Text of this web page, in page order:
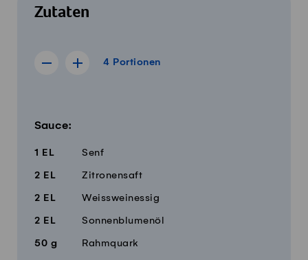
Zutaten
4 Portionen
Rezept für 3 Portionen anzeigen
Rezept für 5 Portionen anzeigen
4 Portionen
Sauce:
1 EL Senf
2 EL Zitronensaft
2 EL Weissweinessig
2 EL Sonnenblumenöl
50 g Rahmquark